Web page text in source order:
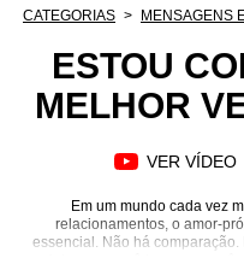
MENSAGENS E FRASES
CATEGORIAS MENSAGENS
ESTOU
MELHOR
VER VÍDEO
Em um mundo cada vez
relacionamentos, o amor-
essencial. Não há
carinho que você tem com você